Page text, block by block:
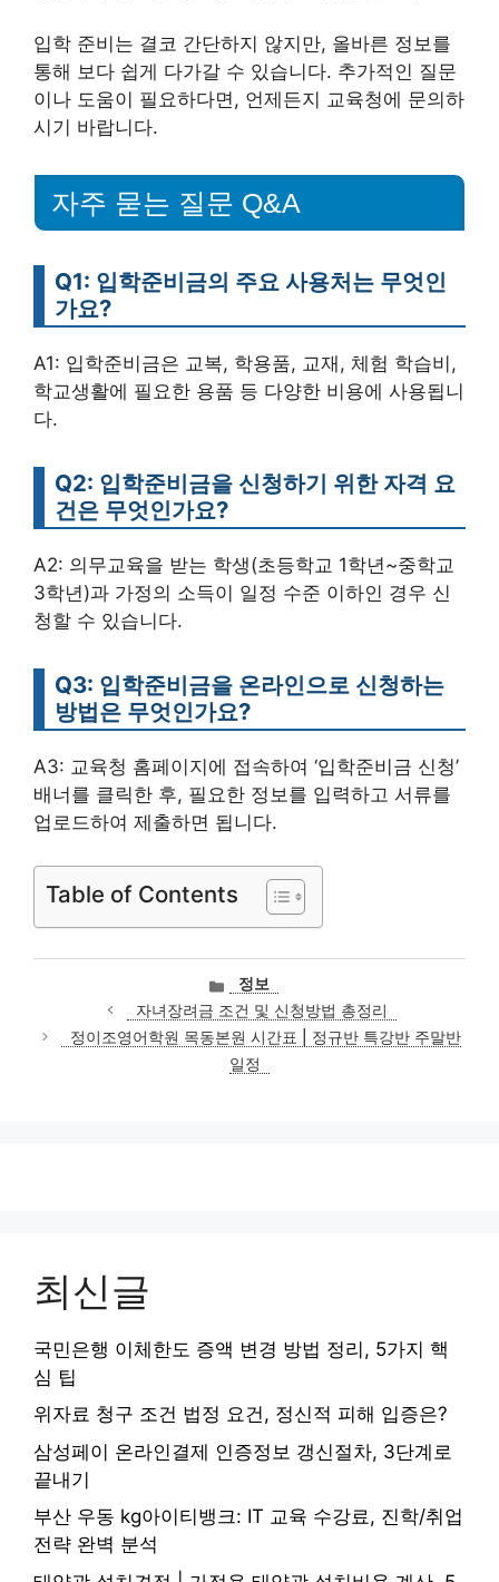
입학 준비는 결코 간단하지 않지만, 올바른 정보를
통해 보다 쉽게 다가갈 수 있습니다. 추가적인 질문
이나 도움이 필요하다면, 언제든지 교육청에 문의하
시기 바랍니다.
자주 묻는 질문 Q&A
Q1: 입학준비금의 주요 사용처는 무엇인
가요?
A1: 입학준비금은 교복, 학용품, 교재, 체험 학습비,
학교생활에 필요한 용품 등 다양한 비용에 사용됩니
다.
Q2: 입학준비금을 신청하기 위한 자격 요
건은 무엇인가요?
A2: 의무교육을 받는 학생(초등학교 1학년~중학교
3학년)과 가정의 소득이 일정 수준 이하인 경우 신
청할 수 있습니다.
Q3: 입학준비금을 온라인으로 신청하는
방법은 무엇인가요?
A3: 교육청 홈페이지에 접속하여 ‘입학준비금 신청’
배너를 클릭한 후, 필요한 정보를 입력하고 서류를
업로드하여 제출하면 됩니다.
Table of Contents
카
테
고
리
정보
자녀장려금 조건 및 신청방법 총정리
정이조영어학원 목동본원 시간표 | 정규반 특강반 주말반
일정
최신글
국민은행 이체한도 증액 변경 방법 정리, 5가지 핵
심 팁
위자료 청구 조건 법정 요건, 정신적 피해 입증은?
삼성페이 온라인결제 인증정보 갱신절차, 3단계로
끝내기
부산 우동 kg아이티뱅크: IT 교육 수강료, 진학/취업
전략 완벽 분석